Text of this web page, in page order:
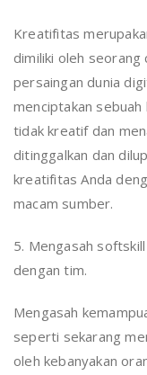
Kreatifitas
dimiliki oleh
persaingan dunia
menciptakan sebuah
tidak kreatif dan
ditinggalkan dan
kreatifitas Anda
macam sumber.
5. Mengasah
dengan tim.
Mengasah
seperti sekarang
oleh kebanyakan